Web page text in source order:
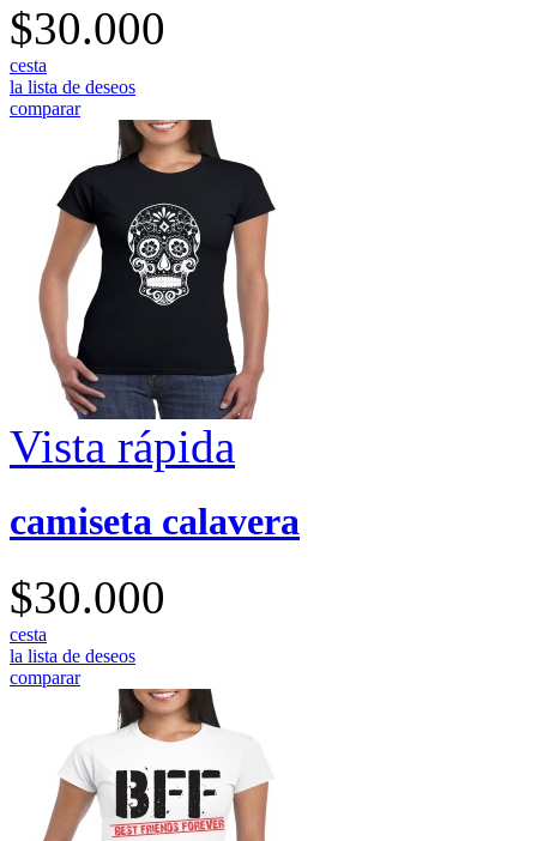
$30.000
cesta
la lista de deseos
comparar
Vista rápida
camiseta calavera
$30.000
cesta
la lista de deseos
comparar